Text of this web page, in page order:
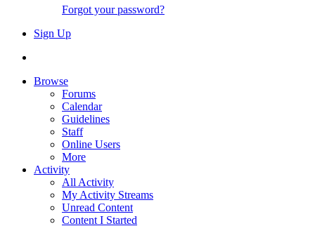
Forgot your password?
Sign Up
Browse
Forums
Calendar
Guidelines
Staff
Online Users
More
Activity
All Activity
My Activity Streams
Unread Content
Content I Started